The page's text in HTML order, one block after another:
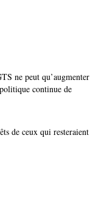
ne peut qu’augmenter
continue de
de ceux qui resteraient